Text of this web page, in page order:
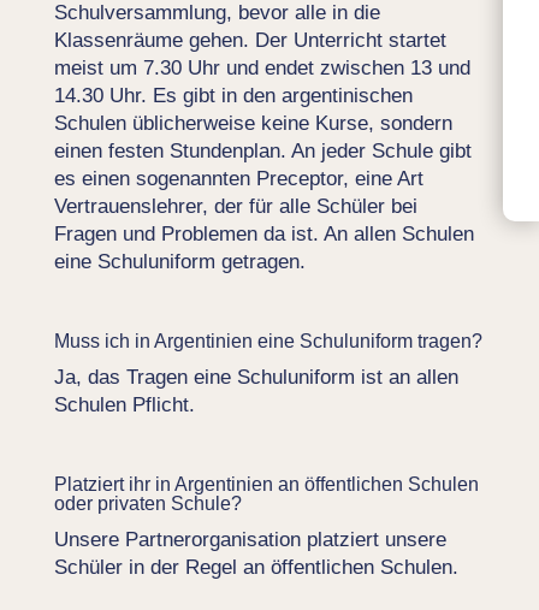
Schulversammlung, bevor alle in die
Klassenräume gehen. Der Unterricht startet
meist um 7.30 Uhr und endet zwischen 13 und
14.30 Uhr. Es gibt in den argentinischen
Schulen üblicherweise keine Kurse, sondern
einen festen Stundenplan. An jeder Schule gibt
es einen sogenannten Preceptor, eine Art
Vertrauenslehrer, der für alle Schüler bei
Fragen und Problemen da ist. An allen Schulen
eine Schuluniform getragen.
Muss ich in Argentinien eine Schuluniform tragen?
Ja, das Tragen eine Schuluniform ist an allen
Schulen Pflicht.
Platziert ihr in Argentinien an öffentlichen Schulen
oder privaten Schule?
Unsere Partnerorganisation platziert unsere
Schüler in der Regel an öffentlichen Schulen.